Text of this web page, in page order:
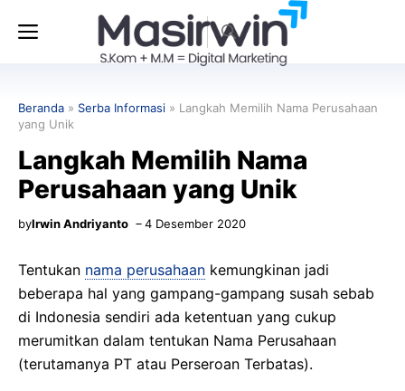
Menu
Beranda » Serba Informasi » Langkah Memilih Nama Perusahaan
yang Unik
Langkah Memilih Nama
Perusahaan yang Unik
byIrwin Andriyanto 4 Desember 2020
Tentukan nama perusahaan kemungkinan jadi
beberapa hal yang gampang-gampang susah sebab
di Indonesia sendiri ada ketentuan yang cukup
merumitkan dalam tentukan Nama Perusahaan
(terutamanya PT atau Perseroan Terbatas).